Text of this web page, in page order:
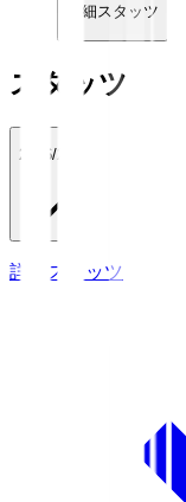
詳細スタッツ
スタッツ
2026/27
詳細スタッツ